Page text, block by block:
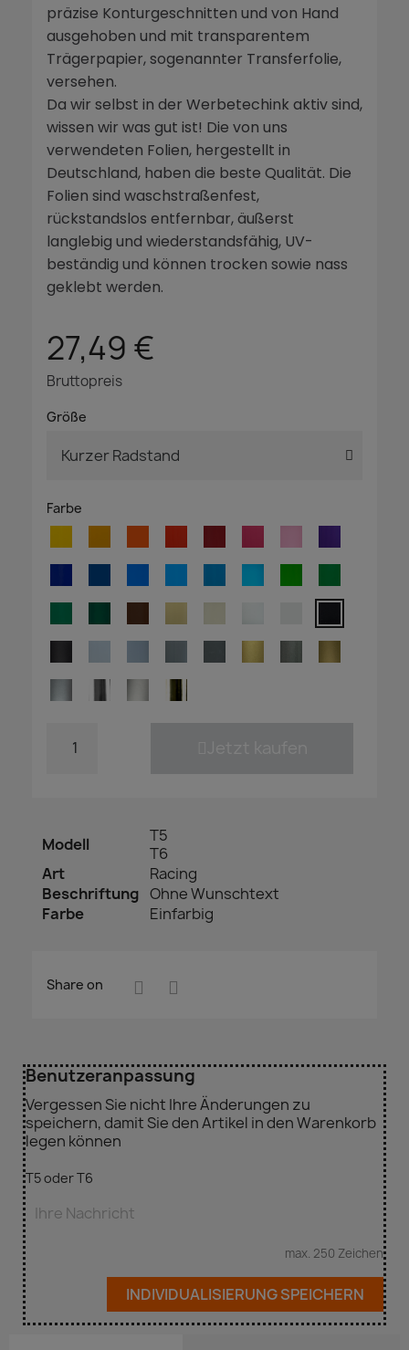
präzise Konturgeschnitten und von Hand
ausgehoben und mit transparentem
Trägerpapier, sogenannter Transferfolie,
versehen.
Da wir selbst in der Werbetechink aktiv sind,
wissen wir was gut ist! Die von uns
verwendeten Folien, hergestellt in
Deutschland, haben die beste Qualität. Die
Folien sind waschstraßenfest,
rückstandslos entfernbar, äußerst
langlebig und wiederstandsfähig, UV-
beständig und können trocken sowie nass
geklebt werden.
27,49 €
Bruttopreis
Größe
Farbe
Modell
T5
T6
Art
Racing
Beschriftung Ohne Wunschtext
Farbe
Einfarbig
Share on
Benutzeranpassung
Vergessen Sie nicht Ihre Änderungen zu
speichern, damit Sie den Artikel in den Warenkorb
legen können
T5 oder T6
max. 250 Zeichen
INDIVIDUALISIERUNG SPEICHERN